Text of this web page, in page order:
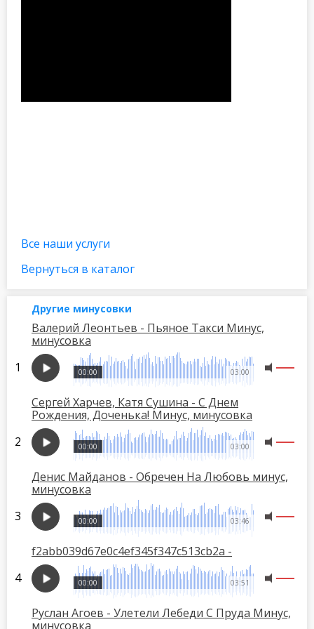
Все наши услуги
Вернуться в каталог
Другие минусовки
Валерий Леонтьев - Пьяное Такси Минус,
минусовка
03:00
00:00
Сергей Харчев, Катя Сушина - С Днем
Рождения, Доченька! Минус, минусовка
03:00
00:00
Денис Майданов - Обречен На Любовь минус,
минусовка
03:46
00:00
f2abb039d67e0c4ef345f347c513cb2a -
03:51
00:00
Руслан Агоев - Улетели Лебеди С Пруда Минус,
минусовка